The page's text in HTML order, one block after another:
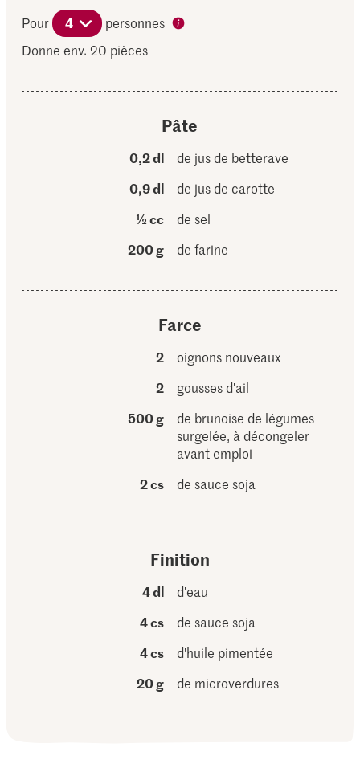
Pour 4
personnes
Donne env. 20 pièces
Pâte
0,2 dl
de jus de betterave
0,9 dl
de jus de carotte
½ cc
de sel
200 g
de farine
Farce
2
oignons nouveaux
2
gousses d'ail
500 g
de brunoise de légumes
surgelée, à décongeler
avant emploi
2 cs
de sauce soja
Finition
4 dl
d'eau
4 cs
de sauce soja
4 cs
d'huile pimentée
20 g
de microverdures